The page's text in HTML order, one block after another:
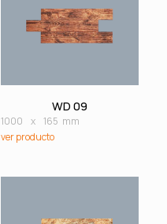
WD 09
1000 x 165 mm
ver producto